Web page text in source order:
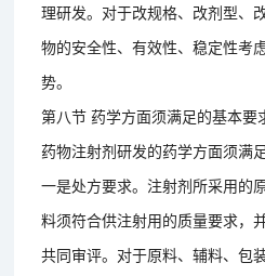
理研发。对于改规格、改剂型、
物的安全性、有效性、稳定性考
势。
第八节 药学方面须满足的基本要
药物注射剂研发的药学方面须满
一是处方要求。注射剂所采用的
料须符合供注射用的质量要求，
共同审评。对于原料、辅料、包